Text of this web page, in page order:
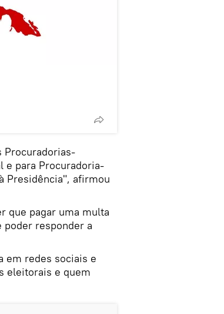
Procuradorias-
e para Procuradoria-
Presidência", afirmou
que pagar uma multa
responder a
em redes sociais e
eleitorais e quem